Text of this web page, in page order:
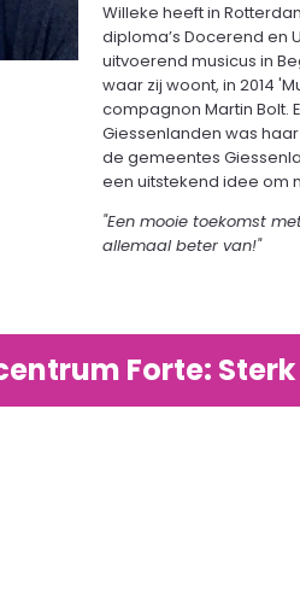
Willeke heeft in
diploma’s Docerend en
uitvoerend musicus in
waar zij woont, in 2014
compagnon Martin Bolt.
Giessenlanden was haar
de gemeentes
een uitstekend idee om
"Een mooie toekomst
allemaal beter van!"
Forte: